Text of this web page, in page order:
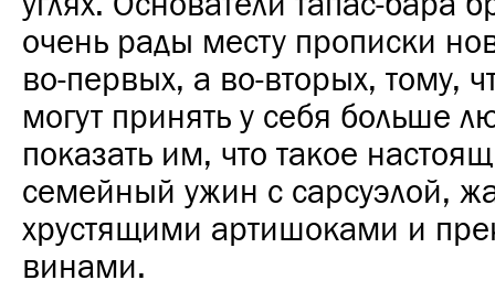
очень рады месту прописки
во-первых, а во-вторых, тому,
могут принять у себя больше
показать им, что такое
семейный ужин с сарсуэлой,
хрустящими артишоками и
винами.